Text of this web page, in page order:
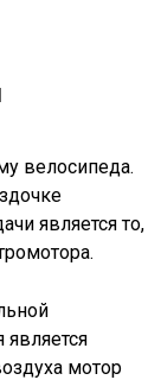
велосипеда.
является то,
мотор